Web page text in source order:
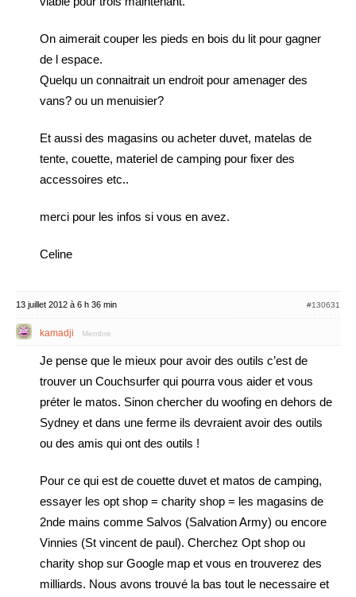
On aimerait couper les pieds en bois du lit pour gagner
de l espace.
Quelqu un connaitrait un endroit pour amenager des
vans? ou un menuisier?
Et aussi des magasins ou acheter duvet, matelas de
tente, couette, materiel de camping pour fixer des
accessoires etc..
merci pour les infos si vous en avez.
Celine
13 juillet 2012 à 6 h 36 min #130631
kamadji Membre
Je pense que le mieux pour avoir des outils c’est de
trouver un Couchsurfer qui pourra vous aider et vous
préter le matos. Sinon chercher du woofing en dehors de
Sydney et dans une ferme ils devraient avoir des outils
ou des amis qui ont des outils !
Pour ce qui est de couette duvet et matos de camping,
essayer les opt shop = charity shop = les magasins de
2nde mains comme Salvos (Salvation Army) ou encore
Vinnies (St vincent de paul). Cherchez Opt shop ou
charity shop sur Google map et vous en trouverez des
milliards. Nous avons trouvé la bas tout le necessaire et